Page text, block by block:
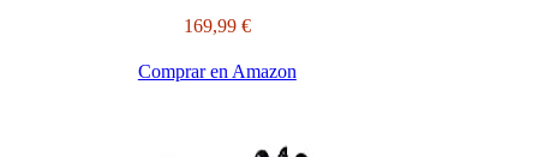
169,99 €
Comprar en Amazon